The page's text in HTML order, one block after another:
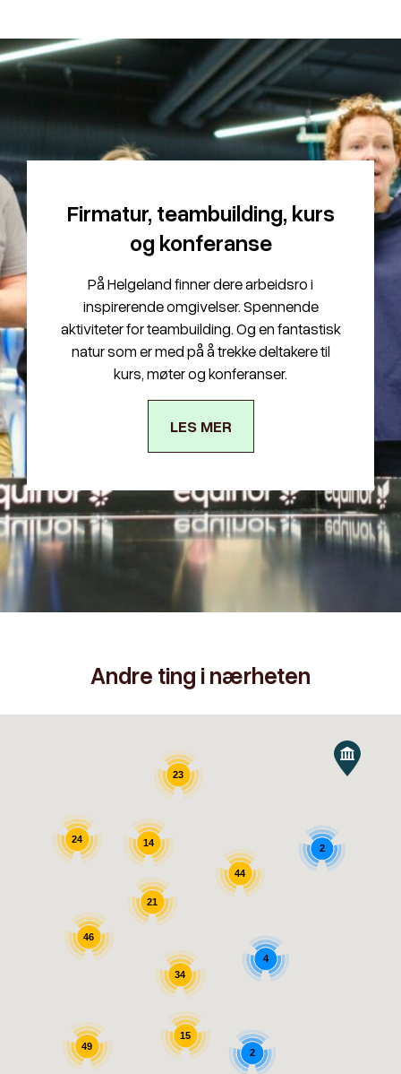
Firmatur, teambuilding, kurs
og konferanse
På Helgeland finner dere arbeidsro i
inspirerende omgivelser. Spennende
aktiviteter for teambuilding. Og en fantastisk
natur som er med på å trekke deltakere til
kurs, møter og konferanser.
LES MER
Andre ting i nærheten
34
23
44
15
49
46
21
24
2
14
4
2